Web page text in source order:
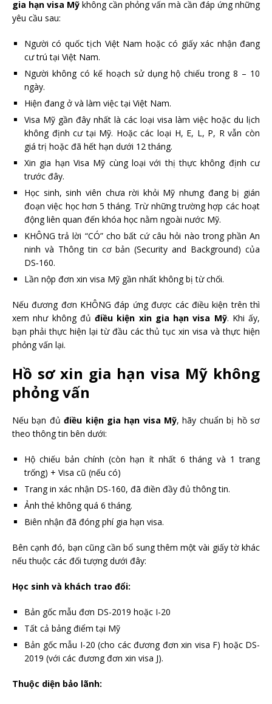
gia hạn visa Mỹ không cần phỏng vấn mà cần đáp ứng những
yêu cầu sau:
Người có quốc tịch Việt Nam hoặc có giấy xác nhận đang
cư trú tại Việt Nam.
Người không có kế hoạch sử dụng hộ chiếu trong 8 – 10
ngày.
Hiện đang ở và làm việc tại Việt Nam.
Visa Mỹ gần đây nhất là các loại visa làm việc hoặc du lịch
không định cư tại Mỹ. Hoặc các loại H, E, L, P, R vẫn còn
giá trị hoặc đã hết hạn dưới 12 tháng.
Xin gia hạn Visa Mỹ cùng loại với thị thực không định cư
trước đây.
Học sinh, sinh viên chưa rời khỏi Mỹ nhưng đang bị gián
đoạn việc học hơn 5 tháng. Trừ những trường hợp các hoạt
động liên quan đến khóa học nằm ngoài nước Mỹ.
KHÔNG trả lời “CÓ” cho bất cứ câu hỏi nào trong phần An
ninh và Thông tin cơ bản (Security and Background) của
DS‐160.
Lần nộp đơn xin visa Mỹ gần nhất không bị từ chối.
Nếu đương đơn KHÔNG đáp ứng được các điều kiện trên thì
xem như không đủ điều kiện xin gia hạn visa Mỹ. Khi ấy,
bạn phải thực hiện lại từ đầu các thủ tục xin visa và thực hiện
phỏng vấn lại.
Hồ sơ xin gia hạn visa Mỹ không
phỏng vấn
Nếu bạn đủđiều kiện gia hạn visa Mỹ, hãy chuẩn bị hồ sơ
theo thông tin bên dưới:
Hộ chiếu bản chính (còn hạn ít nhất 6 tháng và 1 trang
trống) + Visa cũ (nếu có)
Trang in xác nhận DS-160, đã điền đầy đủ thông tin.
Ảnh thẻ không quá 6 tháng.
Biên nhận đã đóng phí gia hạn visa.
Bên cạnh đó, bạn cũng cần bổ sung thêm một vài giấy tờ khác
nếu thuộc các đối tượng dưới đây:
Học sinh và khách trao đổi:
Bản gốc mẫu đơn DS-2019 hoặc I-20
Tất cả bảng điểm tại Mỹ
Bản gốc mẫu I-20 (cho các đương đơn xin visa F) hoặc DS-
2019 (với các đương đơn xin visa J).
Thuộc diện bảo lãnh: